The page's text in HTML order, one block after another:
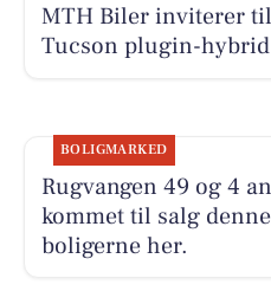
MTH Biler inviterer
Tucson plugin-hybrid
BOLIGMARKED
Rugvangen 49 og 4
kommet til salg
boligerne her.